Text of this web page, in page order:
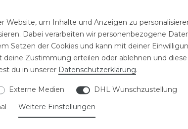
Website, um Inhalte und Anzeigen zu
Dabei verarbeiten wir personenbezogene
Setzen der Cookies und kann mit deiner
Zustimmung erteilen oder ablehnen und diese
du in unserer Daten­schutz­erklärung.
Externe Medien
DHL Wunschzustellung
Weitere Einstellungen